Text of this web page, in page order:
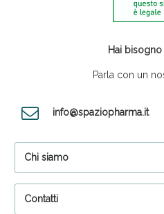
Hai
Parla con un
info@spaziopharma.it
Chi siamo
Contatti